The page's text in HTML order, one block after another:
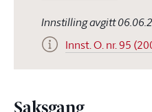
Innstilling avgitt
Innst. O. nr. 95